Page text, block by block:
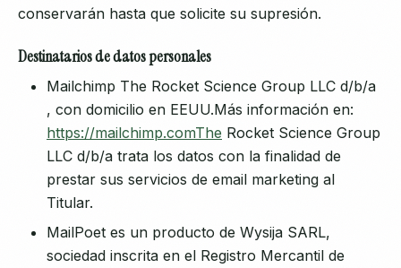
conservarán hasta que solicite su supresión.
Destinatarios de datos personales
Mailchimp The Rocket Science Group LLC d/b/a
, con domicilio en EEUU.Más información en:
https://mailchimp.comThe Rocket Science Group
LLC d/b/a trata los datos con la finalidad de
prestar sus servicios de email marketing al
Titular.
MailPoet es un producto de Wysija SARL,
sociedad inscrita en el Registro Mercantil de